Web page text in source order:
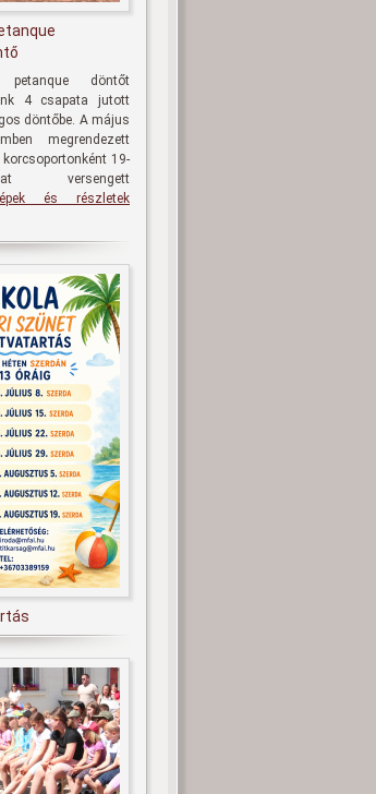
döntőt
4 csapata jutott
döntőbe. A május
megrendezett
19-
versengett
és részletek